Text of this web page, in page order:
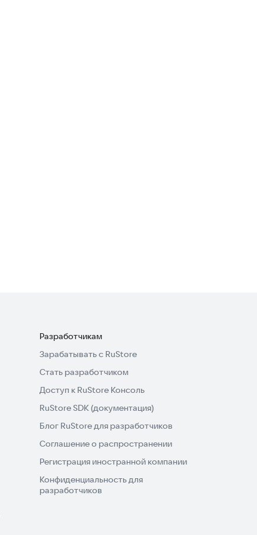
Разработчикам
Зарабатывать с RuStore
Стать разработчиком
Доступ к RuStore Консоль
RuStore SDK (документация)
Блог RuStore для разработчиков
Соглашение о распространении
Регистрация иностранной компании
Конфиденциальность для
разработчиков